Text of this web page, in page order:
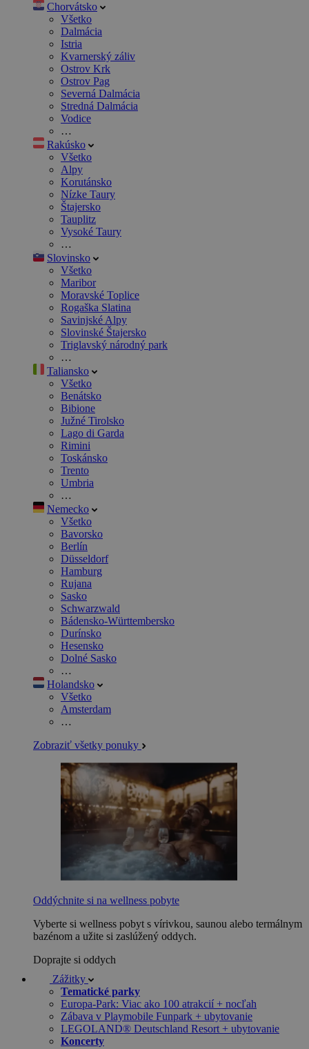
Chorvátsko
Všetko
Dalmácia
Istria
Kvarnerský záliv
Ostrov Krk
Ostrov Pag
Severná Dalmácia
Stredná Dalmácia
Vodice
…
Rakúsko
Všetko
Alpy
Korutánsko
Nízke Taury
Štajersko
Tauplitz
Vysoké Taury
…
Slovinsko
Všetko
Maribor
Moravské Toplice
Rogaška Slatina
Savinjské Alpy
Slovinské Štajersko
Triglavský národný park
…
Taliansko
Všetko
Benátsko
Bibione
Južné Tirolsko
Lago di Garda
Rimini
Toskánsko
Trento
Umbria
…
Nemecko
Všetko
Bavorsko
Berlín
Düsseldorf
Hamburg
Rujana
Sasko
Schwarzwald
Bádensko-Württembersko
Durínsko
Hesensko
Dolné Sasko
…
Holandsko
Všetko
Amsterdam
…
Zobraziť všetky ponuky
Oddýchnite si na wellness pobyte
Vyberte si wellness pobyt s vírivkou, saunou alebo termálnym
bazénom a užite si zaslúžený oddych.
Doprajte si oddych
Zážitky
Tematické parky
Europa-Park: Viac ako 100 atrakcií + nocľah
Zábava v Playmobile Funpark + ubytovanie
LEGOLAND® Deutschland Resort + ubytovanie
Koncerty